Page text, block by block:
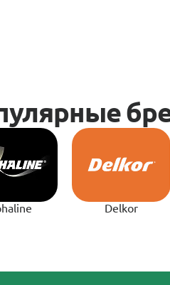
Delkor